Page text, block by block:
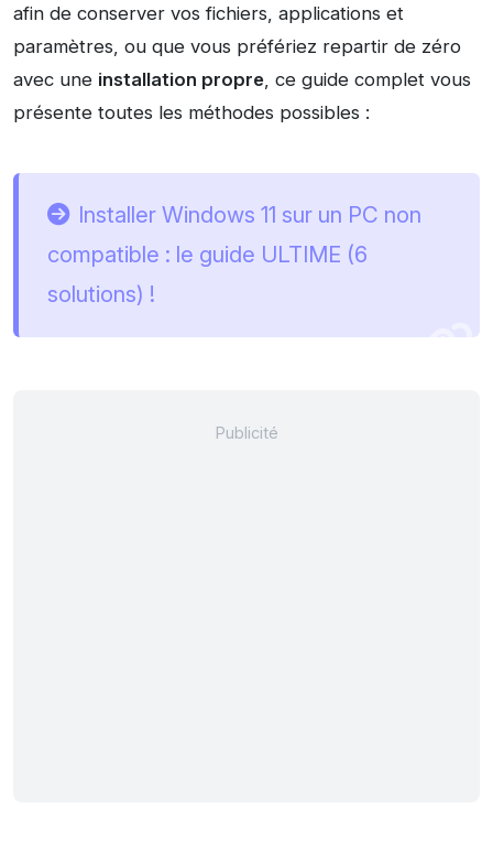
afin de conserver vos fichiers, applications et
paramètres, ou que vous préfériez repartir de zéro
avec une installation propre , ce guide complet vous
présente toutes les méthodes possibles :
Installer Windows 11 sur un PC non
compatible : le guide ULTIME (6
solutions) !